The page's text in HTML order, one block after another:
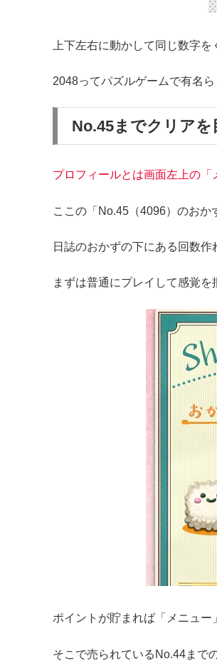
上下左右に動かして同じ数字
2048ってパズルゲームで有名
No.45までクリアを
プロフィールとは画面左上の
ここの「No.45（4096）のおか
日誌のおかずの下にある回数
まずは普通にプレイして感覚を
ポイントが貯まれば「メニュ
そこで売られているNo.44まで